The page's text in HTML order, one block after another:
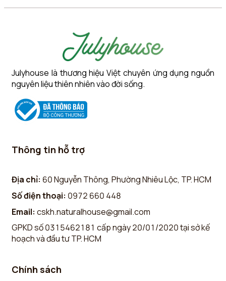
Julyhouse là thương hiệu Việt chuyên ứng dụng nguồn
nguyên liệu thiên nhiên vào đời sống.
Chính sách
Số điện thoại: 0972 660 448
Thông tin hỗ trợ
Địa chỉ: 60 Nguyễn Thông, Phường Nhiêu Lộc, TP. HCM
GPKD số 0315462181 cấp ngày 20/01/2020 tại sở kế
hoạch và đầu tư TP. HCM
Email: cskh.naturalhouse@gmail.com